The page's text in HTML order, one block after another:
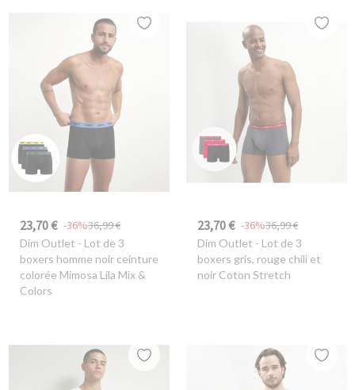
23,70 € 36,99 €
-36%
Dim Outlet - Lot de 3
boxers homme noir ceinture
colorée Mimosa Lila Mix &
Colors
23,70 € 36,99 €
-36%
Dim Outlet - Lot de 3
boxers gris, rouge chili et
noir Coton Stretch